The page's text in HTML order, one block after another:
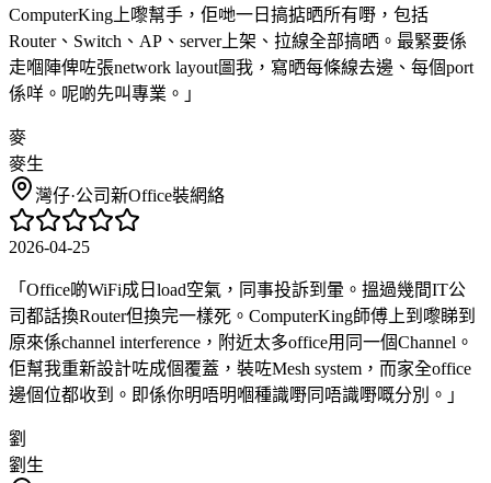
ComputerKing上嚟幫手，佢哋一日搞掂晒所有嘢，包括
Router、Switch、AP、server上架、拉線全部搞晒。最緊要係
走嗰陣俾咗張network layout圖我，寫晒每條線去邊、每個port
係咩。呢啲先叫專業。 」
麥
麥生
灣仔·公司新Office裝網絡
2026-04-25
「 Office啲WiFi成日load空氣，同事投訴到暈。搵過幾間IT公
司都話換Router但換完一樣死。ComputerKing師傅上到嚟睇到
原來係channel interference，附近太多office用同一個Channel。
佢幫我重新設計咗成個覆蓋，裝咗Mesh system，而家全office
邊個位都收到。即係你明唔明嗰種識嘢同唔識嘢嘅分別。 」
劉
劉生